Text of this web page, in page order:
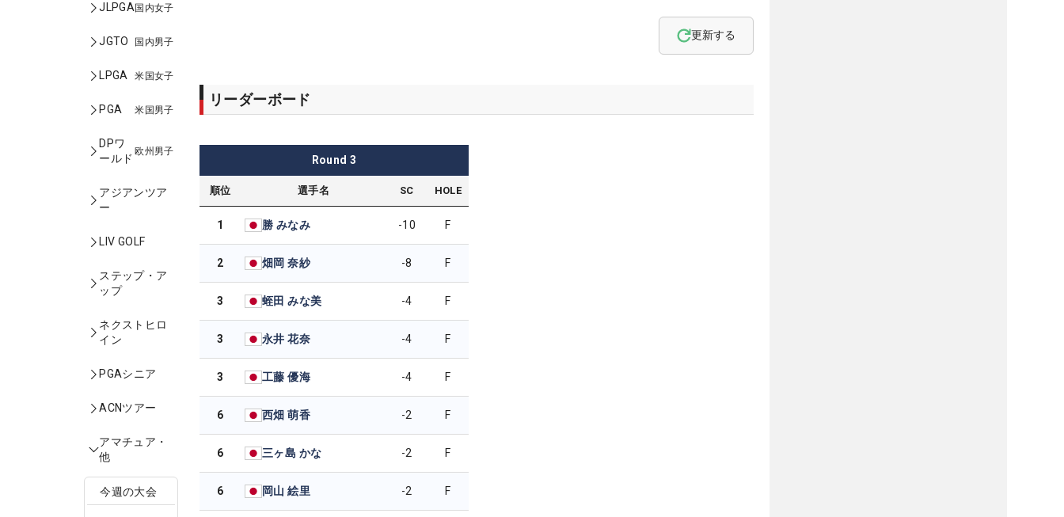
JLPGA国内女子
JGTO 国内男子
LPGA 米国女子
PGA 米国男子
DPワ
ールド
欧州男子
アジアンツア
ー
LIV GOLF
ステップ・ア
ップ
ネクストヒロ
イン
PGAシニア
ACNツアー
アマチュア・
他
今週の大会
更新する
リーダーボード
Round 3
順位 選手名 SC HOLE
1 勝 みなみ -10 F
2 畑岡 奈紗 -8 F
3 蛭田 みな美 -4 F
3 永井 花奈 -4 F
3 工藤 優海 -4 F
6 西畑 萌香 -2 F
6 三ヶ島 かな -2 F
6 岡山 絵里 -2 F